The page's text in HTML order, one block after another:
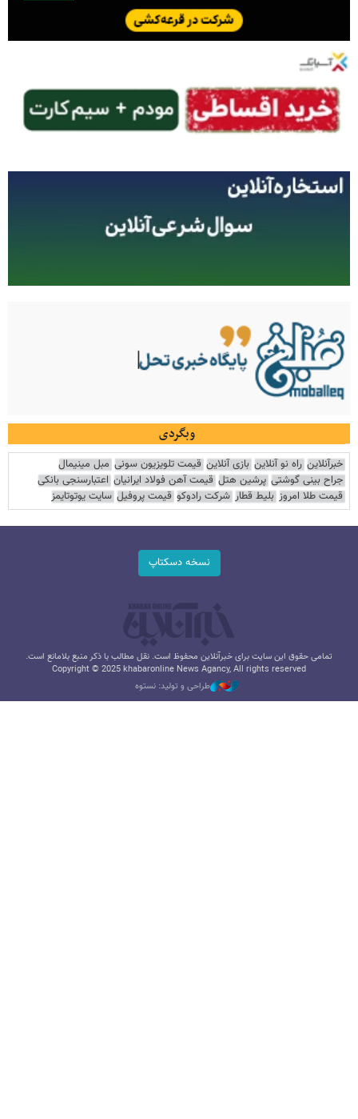
وبگردی
خبرآنلاین راه نو آنلاین بازی آنلاین قیمت تلویزیون سونی مبل مینیمال
جراح بینی گوشتی پرشین هتل قیمت آهن فولاد ایرانیان اعتبارسنجی بانکی
قیمت طلا امروز بلیط قطار شرکت رادوکو قیمت پروفیل سایت یوتوتایمز
نسخه دسکتاپ
تمامی حقوق این سایت برای خبرآنلاین محفوظ است. نقل مطالب با ذکر منبع بلامانع است.
Copyright © 2025 khabaronline News Agancy, All rights reserved
طراحی و تولید: نستوه